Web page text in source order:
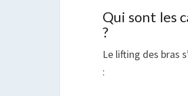
Qui sont les
?
Le lifting des bras
: